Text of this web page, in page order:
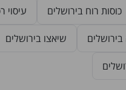
כוסות רוח בירושלים עיסוי
בירושלים שיאצו בירושלים